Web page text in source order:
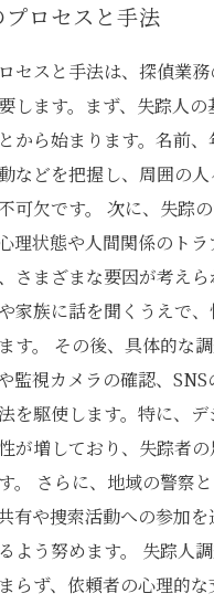
ロセスと手法
セスと手法は、探偵業
します。まず、失踪人
から始まります。名前、
などを把握し、周囲の
可欠です。 次に、失踪
理状態や人間関係のトラ
さまざまな要因が考え
家族に話を聞くうえで、
す。 その後、具体的な
監視カメラの確認、SNS
を駆使します。特に、デ
が増しており、失踪者の
。 さらに、地域の警察
有や捜索活動への参加
よう努めます。 失踪人
らず、依頼者の心理的な